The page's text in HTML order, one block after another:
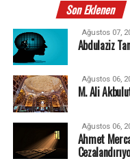
Son Eklenen
Ağustos 07,
Abdulaziz
Ağustos 06,
M. Ali
Ağustos 06,
Ahmet